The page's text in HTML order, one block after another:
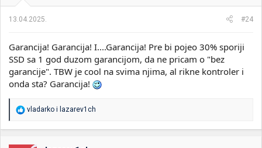
:
13.04.2025. #24
Garancija! Garancija! I....Garancija! Pre bi pojeo 30% sporiji
SSD sa 1 god duzom garancijom, da ne pricam o "bez
garancije". TBW je cool na svima njima, al rikne kontroler i
onda sta? Garancija!
R
a
o
vladarko i lazarev1ch